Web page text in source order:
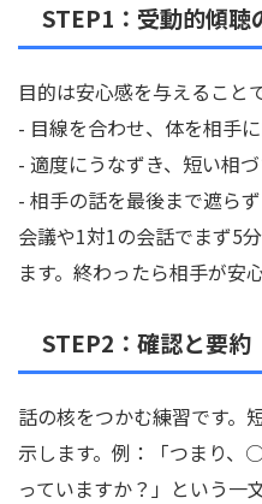
STEP1：受動的傾聴
目的は安心感を与えること
- 目線を合わせ、体を相手
- 適度にうなずき、短い相
- 相手の話を最後まで遮ら
会議や1対1の会話でまず5
ます。終わったら相手が安
STEP2：確認と要約
話の核をつかむ練習です。
示します。例：「つまり
っていますか？」という一